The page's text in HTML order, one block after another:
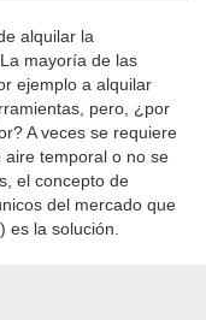
alquilar la
mayoría de las
ejemplo a alquilar
pero, ¿por
A veces se requiere
aire temporal o no se
el concepto de
del mercado que
es la solución.